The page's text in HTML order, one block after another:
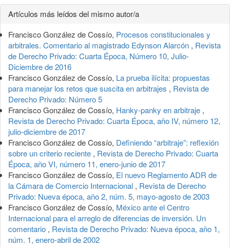
Detalles
del
artículo
Artículos más leídos del mismo autor/a
Francisco González de Cossío, Procesos constitucionales y
arbitrales. Comentario al magistrado Edynson Alarcón , Revista
de Derecho Privado: Cuarta Época, Número 10, Julio-
Diciembre de 2016
Francisco González de Cossío, La prueba ilícita: propuestas
para manejar los retos que suscita en arbitrajes , Revista de
Derecho Privado: Número 5
Francisco González de Cossío, Hanky-panky en arbitraje ,
Revista de Derecho Privado: Cuarta Época, año IV, número 12,
julio-diciembre de 2017
Francisco González de Cossío, Definiendo “arbitraje”: reflexión
sobre un criterio reciente , Revista de Derecho Privado: Cuarta
Época, año VI, número 11, enero-junio de 2017
Francisco González de Cossío, El nuevo Reglamento ADR de
la Cámara de Comercio Internacional , Revista de Derecho
Privado: Nueva época, año 2, núm. 5, mayo-agosto de 2003
Francisco González de Cossío, México ante el Centro
Internacional para el arreglo de diferencias de inversión. Un
comentario , Revista de Derecho Privado: Nueva época, año 1,
núm. 1, enero-abril de 2002